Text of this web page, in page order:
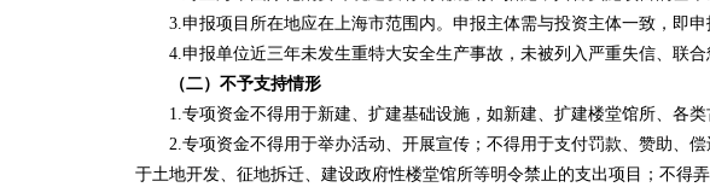
3.申报项目所在地应在上海市范围内。申报主体需与投资主体一致，即申
4.申报单位近三年未发生重特大安全生产事故，未被列入严重失信、联合
（二）不予支持情形
1.专项资金不得用于新建、扩建基础设施，如新建、扩建楼堂馆所、各类
2.专项资金不得用于举办活动、开展宣传；不得用于支付罚款、赞助、偿
于土地开发、征地拆迁、建设政府性楼堂馆所等明令禁止的支出项目；不得